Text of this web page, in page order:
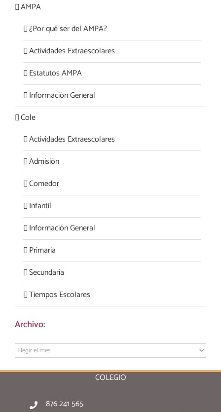
AMPA
¿Por qué ser del AMPA?
Actividades Extraescolares
Estatutos AMPA
Información General
Cole
Actividades Extraescolares
Admisión
Comedor
Infantil
Información General
Primaria
Secundaria
Tiempos Escolares
Archivo:
Archivo:
COLEGIO
876 241 565